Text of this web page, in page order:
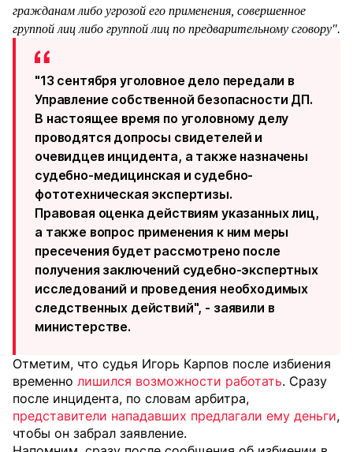
гражданам либо угрозой его применения, совершенное
группой лиц либо группой лиц по предварительному сговору".
​"13 сентября уголовное дело передали в
Управление собственной безопасности ДП.
​В настоящее время по уголовному делу
проводятся допросы свидетелей и
очевидцев инцидента, а также назначены
судебно-медицинская и судебно-
фототехническая экспертизы.
​Правовая оценка действиям указанных лиц,
а также вопрос применения к ним меры
пресечения будет рассмотрено после
получения заключений судебно-экспертных
исследований и проведения необходимых
следственных действий", - заявили в
министерстве.
Отметим, что судья Игорь Карпов после избиения
временно лишился возможности работать. Сразу
после инцидента, по словам арбитра,
представители нападавших предлагали ему деньги,
чтобы он забрал заявление.